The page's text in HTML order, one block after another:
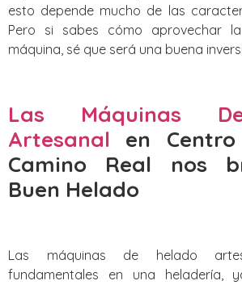
esto depende mucho de las
Pero si sabes cómo aprovechar
máquina, sé que será una buena
Las Máquinas
Artesanal en Centro
Camino Real nos
Buen Helado
Las máquinas de helado
fundamentales en una heladería,